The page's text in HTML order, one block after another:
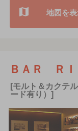
地図を
ＢＡＲ ＲＩ
[モルト＆カクテ
ード有り）]